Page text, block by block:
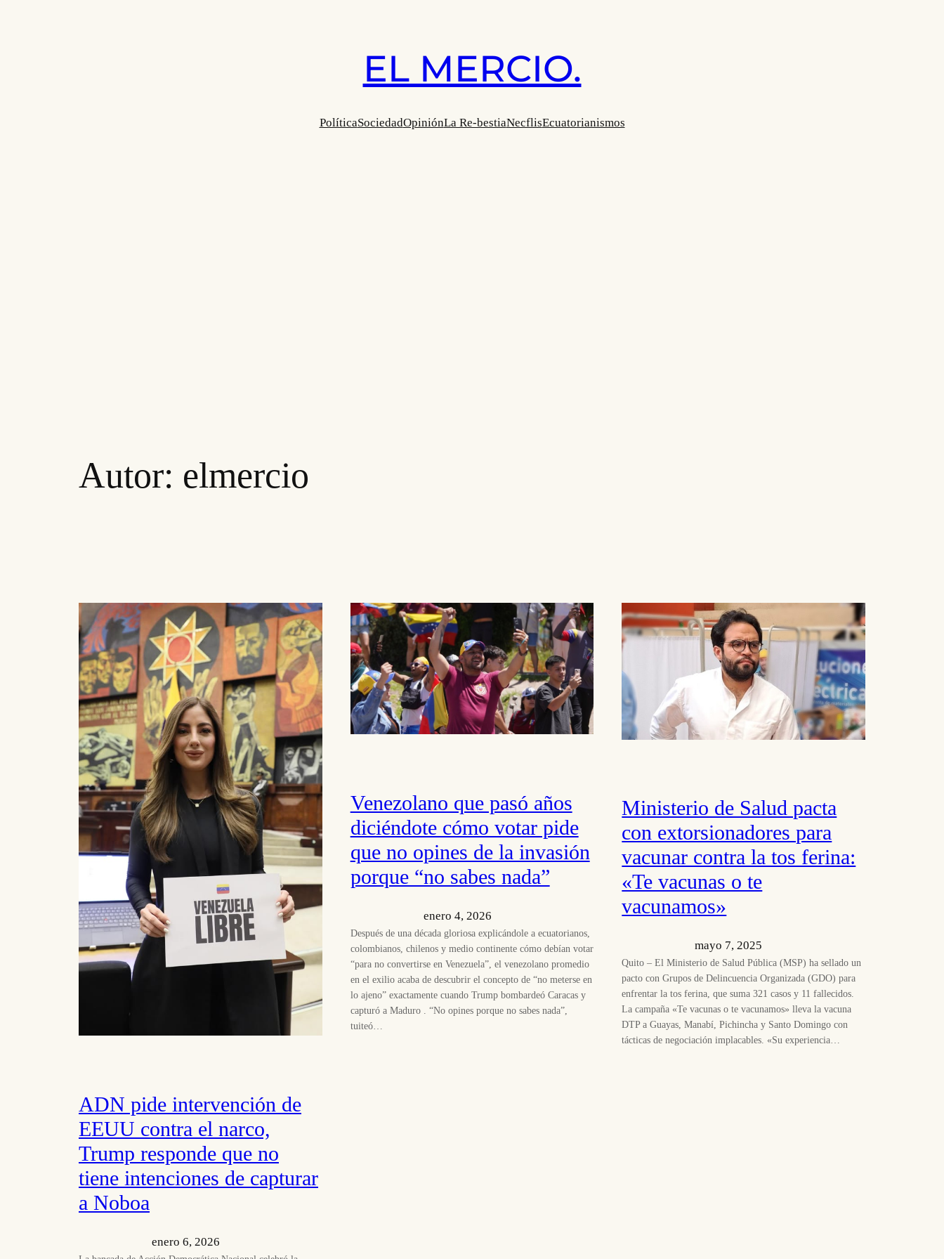
EL MERCIO.
PolíticaSociedadOpiniónLa Re-bestiaNecflisEcuatorianismos
Autor: elmercio
ADN pide intervención de
EEUU contra el narco,
Trump responde que no
tiene intenciones de capturar
a Noboa
enero 6, 2026
Venezolano que pasó años
diciéndote cómo votar pide
que no opines de la invasión
porque “no sabes nada”
enero 4, 2026
Después de una década gloriosa explicándole a ecuatorianos,
colombianos, chilenos y medio continente cómo debían votar
“para no convertirse en Venezuela”, el venezolano promedio
en el exilio acaba de descubrir el concepto de “no meterse en
lo ajeno” exactamente cuando Trump bombardeó Caracas y
capturó a Maduro . “No opines porque no sabes nada”,
tuiteó…
Ministerio de Salud pacta
con extorsionadores para
vacunar contra la tos ferina:
«Te vacunas o te
vacunamos»
mayo 7, 2025
Quito – El Ministerio de Salud Pública (MSP) ha sellado un
pacto con Grupos de Delincuencia Organizada (GDO) para
enfrentar la tos ferina, que suma 321 casos y 11 fallecidos.
La campaña «Te vacunas o te vacunamos» lleva la vacuna
DTP a Guayas, Manabí, Pichincha y Santo Domingo con
tácticas de negociación implacables. «Su experiencia…